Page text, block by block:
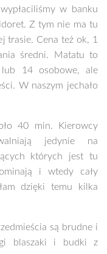
w banku
Z tym nie ma tu
trasie. Cena też ok, 1
średni. Matatu to
lub 14 osobowe, ale
W naszym jechało
40 min. Kierowcy
jedynie na
których jest tu
i wtedy cały
dzięki temu kilka
są brudne i
blaszaki i budki z